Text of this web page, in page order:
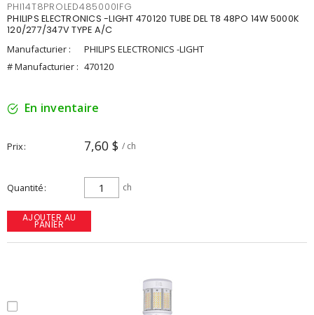
PHI14T8PROLED485000IFG
PHILIPS ELECTRONICS -LIGHT 470120 TUBE DEL T8 48PO 14W 5000K
120/277/347V TYPE A/C
Manufacturier :
PHILIPS ELECTRONICS -LIGHT
# Manufacturier : 470120
En inventaire
Prix 7,60 $ / ch
Quantité ch
AJOUTER AU
PANIER